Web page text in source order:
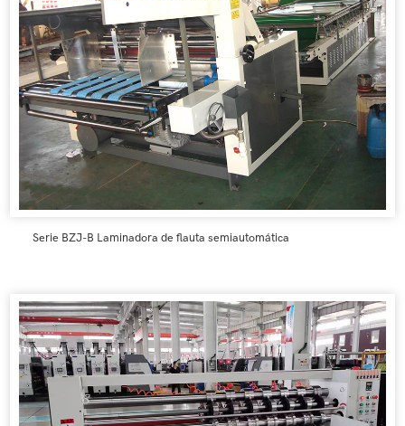
Serie BZJ-B Laminadora de flauta semiautomática